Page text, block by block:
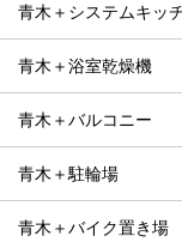
青木＋システムキッ
青木＋浴室乾燥機
青木＋バルコニー
青木＋駐輪場
青木＋バイク置き場